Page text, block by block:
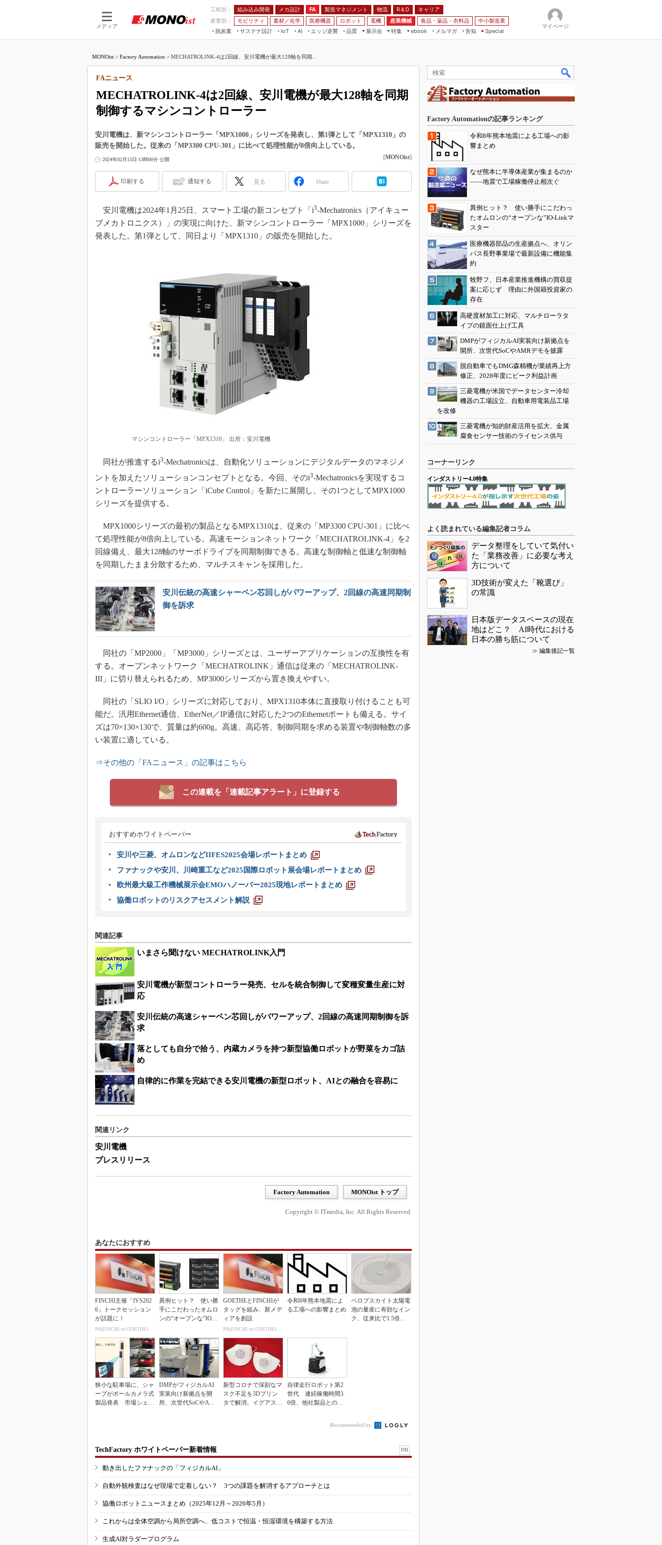
メディア
工程別： 組み込み開発 メカ設計 FA 製造マネジメント 物流 R＆D
キャリア
産業別：
モビリティ 素材／化学 医療機器 ロボット 電機 産業機械 食品・薬品・衣料品
中小製造業
脱炭素
サステナ設計
IoT
つながる工場
AI
AI×設備保全
エッジ逆襲 品質
展示会
JIMTOF
IIFES
TECHNO-FRONTIER
スマート工場EXPO
EdgeTech+
AUTOMOTIVE WORLD
特集
つながるクルマ
VR／AR
フィールドサービス
組み込み画像技術
組み込みモデリング
車載ソフト開発
ISO26262
無償設計ツール
3Dプリンタ
デジタルツインとCAE
イノベーション
製造業ビッグデータ
メイドインジャパン
植物工場
海外生産
グローバル設計・開発
ebook
メカ設計
FA
モビリティ
メルマガ
告知 Special
マイページ
MONOist > Factory Automation > MECHATROLINK-4は2回線、安川電機が最大128軸を同期...
MECHATROLINK-4は2回線、安川電機が最大128軸を同期
制御するマシンコントローラー
FAニュース
安川電機は、新マシンコントローラー「MPX1000」シリーズを発表し、第1弾として「MPX1310」の
販売を開始した。従来の「MP3300 CPU-301」に比べて処理性能が8倍向上している。
2024年02月15日 13時00分 公開 [MONOist]
印刷する 通知する 見る Share
安川電機は2024年1月25日、スマート工場の新コンセプト「i3-Mechatronics（アイキュー
ブメカトロニクス）」の実現に向けた、新マシンコントローラー「MPX1000」シリーズを
発表した。第1弾として、同日より「MPX1310」の販売を開始した。
マシンコントローラー「MPX1310」 出所：安川電機
同社が推進するi3-Mechatronicsは、自動化ソリューションにデジタルデータのマネジメ
ントを加えたソリューションコンセプトとなる。今回、そのi3-Mechatronicsを実現するコ
ントローラーソリューション「iCube Control」を新たに展開し、その1つとしてMPX1000
シリーズを提供する。
MPX1000シリーズの最初の製品となるMPX1310は、従来の「MP3300 CPU-301」に比べ
て処理性能が8倍向上している。高速モーションネットワーク「MECHATROLINK-4」を2
回線備え、最大128軸のサーボドライブを同期制御できる。高速な制御軸と低速な制御軸
を同期したまま分散するため、マルチスキャンを採用した。
安川伝統の高速シャーペン芯回しがパワーアップ、2回線の高速同期制
御を訴求
同社の「MP2000」「MP3000」シリーズとは、ユーザーアプリケーションの互換性を有
する。オープンネットワーク「MECHATROLINK」通信は従来の「MECHATROLINK-
III」に切り替えられるため、MP3000シリーズから置き換えやすい。
同社の「SLIO I/O」シリーズに対応しており、MPX1310本体に直接取り付けることも可
能だ。汎用Ethernet通信、EtherNet／IP通信に対応した2つのEthernetポートも備える。サイ
ズは70×130×130で、質量は約600g。高速、高応答、制御同期を求める装置や制御軸数の多
い装置に適している。
⇒その他の「FAニュース」の記事はこちら
この連載を「連載記事アラート」に登録する
おすすめホワイトペーパー
安川や三菱、オムロンなどIIFES2025会場レポートまとめ
ファナックや安川、川崎重工など2025国際ロボット展会場レポートまとめ
欧州最大級工作機械展示会EMOハノーバー2025現地レポートまとめ
協働ロボットのリスクアセスメント解説
関連記事
いまさら聞けない MECHATROLINK入門
安川電機が新型コントローラー発売、セルを統合制御して変種変量生産に対
応
安川伝統の高速シャーペン芯回しがパワーアップ、2回線の高速同期制御を訴
求
落としても自分で拾う、内蔵カメラを持つ新型協働ロボットが野菜をカゴ詰
め
自律的に作業を完結できる安川電機の新型ロボット、AIとの融合を容易に
関連リンク
安川電機
プレスリリース
Factory Automation MONOist トップ
Copyright © ITmedia, Inc. All Rights Reserved.
あなたにおすすめ
FINCHI主催「IVS202
6」トークセッション
が話題に！
PR(FINCHI on GOETHE)
異例ヒット？ 使い勝
手にこだわったオムロ
ンの“オープンな”IO-L
GOETHEとFINCHIが
タッグを組み、新メデ
ィアを創設
PR(FINCHI on GOETHE)
令和8年熊本地震によ
る工場への影響まとめ
ペロブスカイト太陽電
池の量産に有効なイン
ク、従来比で1.5倍の
狭小な駐車場に、シャ
ープがポールカメラ式
製品発表 市場シェア
DMPがフィジカルAI
実装向け新拠点を開
所、次世代SoCやAM
新型コロナで深刻なマ
スク不足を3Dプリン
タで解消、イグアスが
自律走行ロボット第2
世代 連続稼働時間3.
6倍、他社製品との連
Recommended by
TechFactory ホワイトペーパー新着情報 PR
動き出したファナックの「フィジカルAI」
自動外観検査はなぜ現場で定着しない？ 3つの課題を解消するアプローチとは
協働ロボットニュースまとめ（2025年12月～2026年5月）
これからは全体空調から局所空調へ、低コストで恒温・恒湿環境を構築する方法
生成AI対ラダープログラム
Factory Automationの記事ランキング
令和8年熊本地震による工場への影
響まとめ
なぜ熊本に半導体産業が集まるのか
――地震で工場稼働停止相次ぐ
異例ヒット？ 使い勝手にこだわっ
たオムロンの“オープンな”IO-Linkマ
スター
医療機器部品の生産拠点へ、オリン
パス長野事業場で最新設備に機能集
約
牧野フ、日本産業推進機構の買収提
案に応じず 理由に外国籍投資家の
存在
高硬度材加工に対応、マルチローラタ
イプの鏡面仕上げ工具
DMPがフィジカルAI実装向け新拠点を
開所、次世代SoCやAMRデモを披露
脱自動車でもDMG森精機が業績再上方
修正、2028年度にピーク利益計画
三菱電機が米国でデータセンター冷却
機器の工場設立、自動車用電装品工場
を改修
三菱電機が知的財産活用を拡大、金属
腐食センサー技術のライセンス供与
コーナーリンク
インダストリー4.0特集
よく読まれている編集記者コラム
データ整理をしていて気付い
た「業務改善」に必要な考え
方について
3D技術が変えた「靴選び」
の常識
日本版データスペースの現在
地はどこ？ AI時代における
日本の勝ち筋について
≫ 編集後記一覧